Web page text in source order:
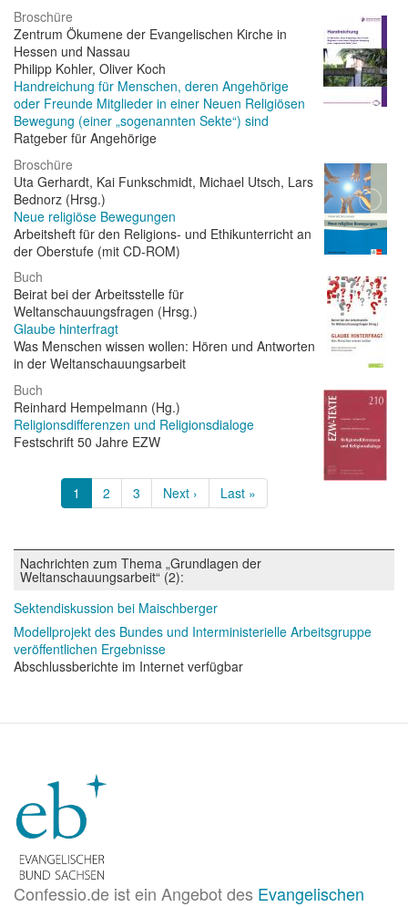
Broschüre
Zentrum Ökumene der Evangelischen Kirche in
Hessen und Nassau
Philipp Kohler, Oliver Koch
Handreichung für Menschen, deren Angehörige
oder Freunde Mitglieder in einer Neuen Religiösen
Bewegung (einer „sogenannten Sekte“) sind
Ratgeber für Angehörige
Broschüre
Uta Gerhardt, Kai Funkschmidt, Michael Utsch, Lars
Bednorz (Hrsg.)
Neue religiöse Bewegungen
Arbeitsheft für den Religions- und Ethikunterricht an
der Oberstufe (mit CD-ROM)
Buch
Beirat bei der Arbeitsstelle für
Weltanschauungsfragen (Hrsg.)
Glaube hinterfragt
Was Menschen wissen wollen: Hören und Antworten
in der Weltanschauungsarbeit
Buch
Reinhard Hempelmann (Hg.)
Religionsdifferenzen und Religionsdialoge
Festschrift 50 Jahre EZW
Seitennummerierung
Aktuelle
Seite
1 Page
2 Page
3
Nächste
Seite
Next ›
Letzte
Seite
Last »
Nachrichten zum Thema „Grundlagen der
Weltanschauungsarbeit“ (2):
Sektendiskussion bei Maischberger
Modellprojekt des Bundes und Interministerielle Arbeitsgruppe
veröffentlichen Ergebnisse
Abschlussberichte im Internet verfügbar
Confessio.de ist ein Angebot des Evangelischen